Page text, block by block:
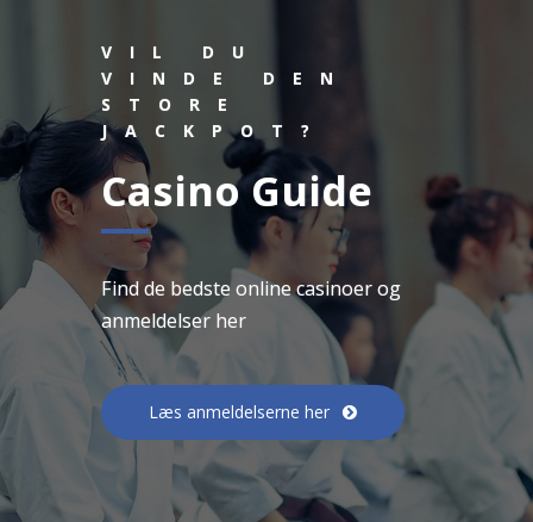
VIL DU
VINDE DEN
STORE
JACKPOT?
Casino Guide
Find de bedste online casinoer og
anmeldelser her
Læs anmeldelserne her